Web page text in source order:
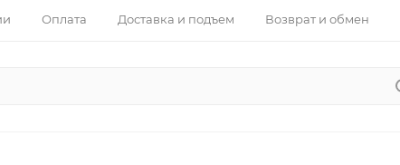
Оплата Доставка и подъем Возврат и обмен